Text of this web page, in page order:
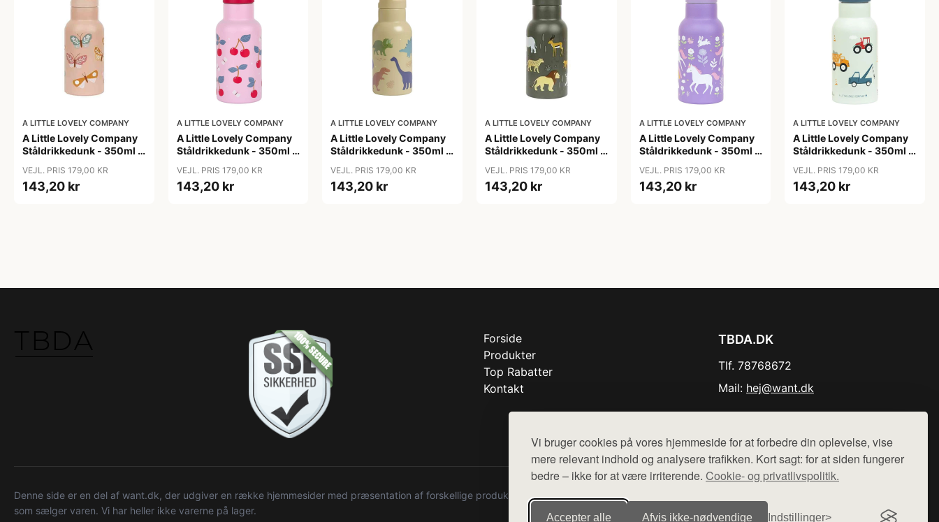
Vi bruger cookies på vores hjemmeside for at forbedre din oplevelse, vise
mere relevant indhold og analysere trafikken. Kort sagt: for at siden fungerer
bedre – ikke for at være irriterende. Cookie- og privatlivspolitik.
Accepter alle Afvis ikke‑nødvendige Indstillinger
A LITTLE LOVELY COMPANY
A Little Lovely Company
Ståldrikkedunk - 350ml -
VEJL. PRIS 179,00 KR
143,20 kr
A LITTLE LOVELY COMPANY
A Little Lovely Company
Ståldrikkedunk - 350ml -
VEJL. PRIS 179,00 KR
143,20 kr
A LITTLE LOVELY COMPANY
A Little Lovely Company
Ståldrikkedunk - 350ml -
VEJL. PRIS 179,00 KR
143,20 kr
A LITTLE LOVELY COMPANY
A Little Lovely Company
Ståldrikkedunk - 350ml -
VEJL. PRIS 179,00 KR
143,20 kr
A LITTLE LOVELY COMPANY
A Little Lovely Company
Ståldrikkedunk - 350ml -
VEJL. PRIS 179,00 KR
143,20 kr
A LITTLE LOVELY COMPANY
A Little Lovely Company
Ståldrikkedunk - 350ml -
VEJL. PRIS 179,00 KR
143,20 kr
Forside
Produkter
Top Rabatter
Kontakt
TBDA.DK
Tlf. 78768672
Mail: hej@want.dk
Denne side er en del af want.dk, der udgiver en række hjemmesider med præsentation af forskellige produkter fra diverse webshops. Der sælges ikke varer fra denne side - vi henviser til de shops,
som sælger varen. Vi har heller ikke varerne på lager.